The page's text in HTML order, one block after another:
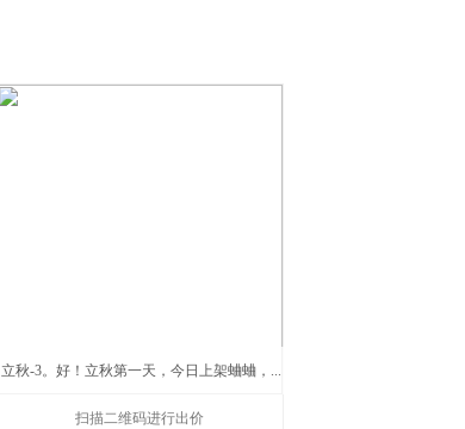
立秋-3。好！立秋第一天，今日上架蛐蛐，...
扫描二维码进行出价